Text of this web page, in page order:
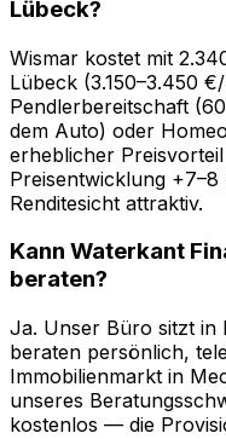
Lübeck?
Wismar kostet mit
Lübeck (3.150–3.450
Pendlerbereitschaft
dem Auto) oder
erheblicher
Preisentwicklung
Renditesicht attraktiv.
Kann Waterkant
beraten?
Ja. Unser Büro sitzt in
beraten persönlich,
Immobilienmarkt in
unseres
kostenlos — die